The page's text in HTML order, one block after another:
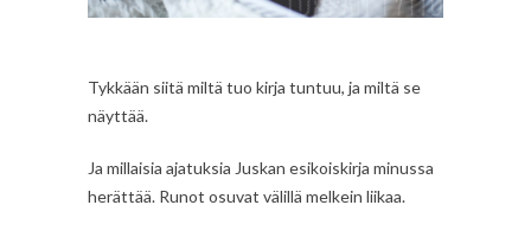
Tykkään siitä miltä tuo kirja tuntuu, ja miltä se
näyttää.
Ja millaisia ajatuksia Juskan esikoiskirja minussa
herättää. Runot osuvat välillä melkein liikaa.